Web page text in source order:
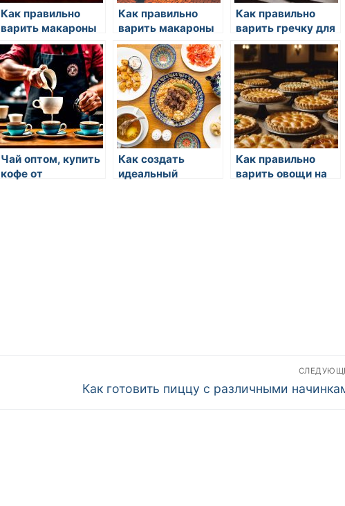
Как правильно
варить макароны
для салатов
Как правильно
варить макароны
для салатов
Как правильно
варить гречку для
гарнира
Чай оптом, купить
кофе от
Как создать
идеальный
Как правильно
варить овощи на
Следующая
Как готовить пиццу с различными